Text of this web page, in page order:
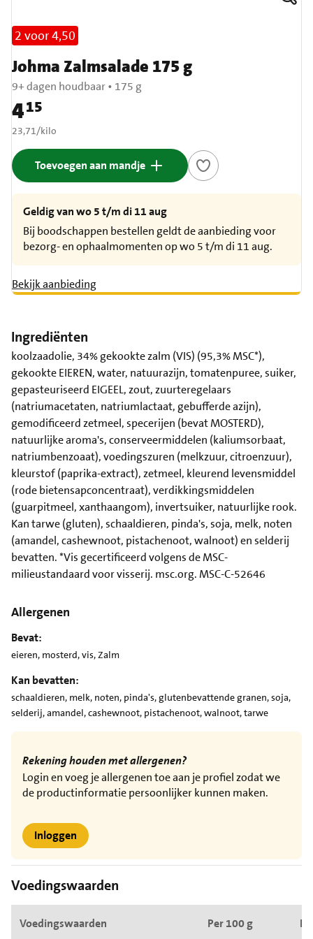
Johma Zalmsalade 175 g
9+ dagen houdbaar• 175 g
Prijs: € 4,15
415
€ 23,71 per kilo
23,71/kilo
Toevoegen aan mandje
2 voor 4,50
Geldig van wo 5 t/m di 11 aug
Bij boodschappen bestellen geldt de aanbieding voor
bezorg- en ophaalmomenten op wo 5 t/m di 11 aug.
Bekijk aanbieding
Ingrediënten
koolzaadolie, 34% gekookte zalm (VIS) (95,3% MSC*),
gekookte EIEREN, water, natuurazijn, tomatenpuree, suiker,
gepasteuriseerd EIGEEL, zout, zuurteregelaars
(natriumacetaten, natriumlactaat, gebufferde azijn),
gemodificeerd zetmeel, specerijen (bevat MOSTERD),
natuurlijke aroma's, conserveermiddelen (kaliumsorbaat,
natriumbenzoaat), voedingszuren (melkzuur, citroenzuur),
kleurstof (paprika-extract), zetmeel, kleurend levensmiddel
(rode bietensapconcentraat), verdikkingsmiddelen
(guarpitmeel, xanthaangom), invertsuiker, natuurlijke rook.
Kan tarwe (gluten), schaaldieren, pinda's, soja, melk, noten
(amandel, cashewnoot, pistachenoot, walnoot) en selderij
bevatten. *Vis gecertificeerd volgens de MSC-
milieustandaard voor visserij. msc.org. MSC-C-52646
Allergenen
Bevat:
eieren, mosterd, vis, Zalm
Kan bevatten:
schaaldieren, melk, noten, pinda's, glutenbevattende granen, soja,
selderij, amandel, cashewnoot, pistachenoot, walnoot, tarwe
Rekening houden met allergenen?
Login en voeg je allergenen toe aan je profiel zodat we
de productinformatie persoonlijker kunnen maken.
Inloggen
Voedingswaarden
Voedingswaarden Per 100 g